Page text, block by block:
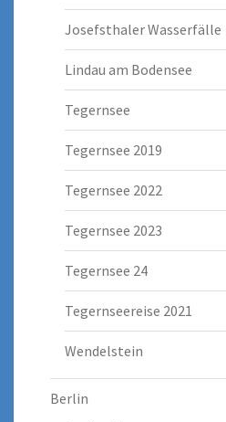
Josefsthaler Wasserfälle
Lindau am Bodensee
Tegernsee
Tegernsee 2019
Tegernsee 2022
Tegernsee 2023
Tegernsee 24
Tegernseereise 2021
Wendelstein
Berlin